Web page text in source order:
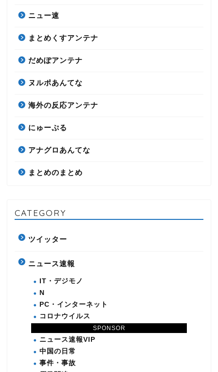
SPONSOR
ニュー速
まとめくすアンテナ
だめぽアンテナ
ヌルポあんてな
海外の反応アンテナ
にゅーぷる
アナグロあんてな
まとめのまとめ
CATEGORY
ツイッター
ニュース速報
IT・デジモノ
N
PC・インターネット
コロナウイルス
ニュース速報VIP
中国の日常
事件・事故